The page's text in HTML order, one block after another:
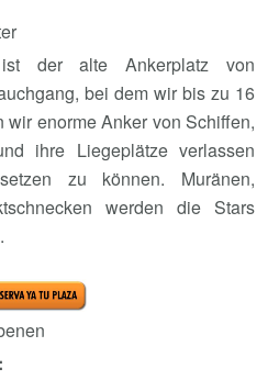
der alte Ankerplatz von
bei dem wir bis zu 16
wir enorme Anker von Schiffen,
ihre Liegeplätze verlassen
zu können. Muränen,
werden die Stars